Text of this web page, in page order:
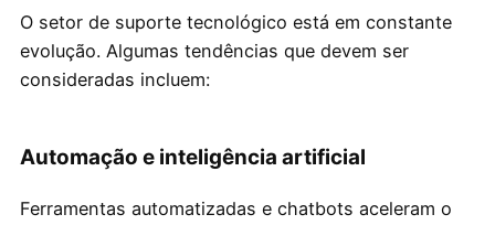
O setor de suporte tecnológico está em constante
evolução. Algumas tendências que devem ser
consideradas incluem:
Automação e inteligência artificial
Ferramentas automatizadas e chatbots aceleram o